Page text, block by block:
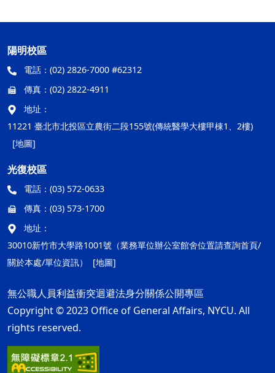
陽明校區
電話： (02) 2826-7000 #62312
傳真： (02) 2822-4911
地址：
11221 臺北市北投區立農街二段155號(傳統醫學大樓甲棟1、2樓)
[地圖]
光復校區
電話： (03) 572-0633
傳真： (03) 573-1700
地址：
30010新竹市大學路1001號（業務單位辦公室館舍位置請查詢首頁/
關於本處/單位資訊）
[地圖]
無公職人員利益衝突迴避法身分關係公開專區
Copyright © 2023 Office of General Affairs, NYCU. All
rights reserved.